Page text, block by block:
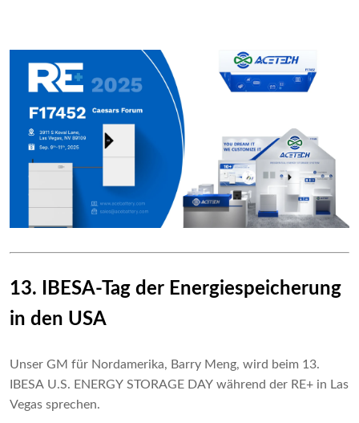
13. IBESA-Tag der Energiespeicherung
in den USA
Unser GM für Nordamerika, Barry Meng, wird beim 13.
IBESA U.S. ENERGY STORAGE DAY während der RE+ in Las
Vegas sprechen.